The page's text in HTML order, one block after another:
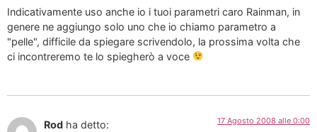
Indicativamente uso anche io i tuoi parametri caro Rainman, in
genere ne aggiungo solo uno che io chiamo parametro a
"pelle", difficile da spiegare scrivendolo, la prossima volta che
ci incontreremo te lo spiegherò a voce
Rod ha detto: 17 Agosto 2008 alle 0:00